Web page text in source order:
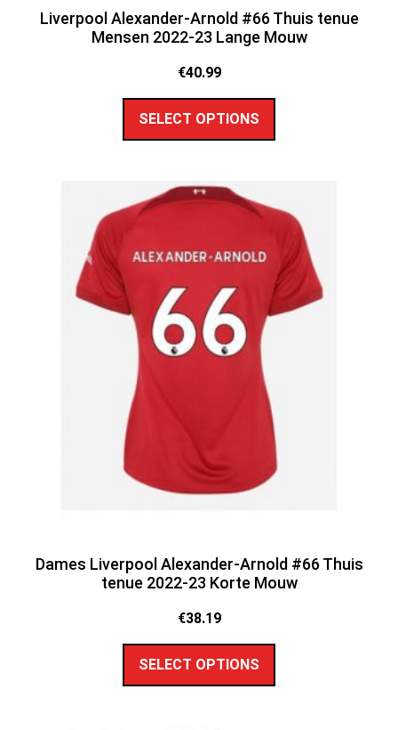
Liverpool Alexander-Arnold #66 Thuis tenue
Mensen 2022-23 Lange Mouw
€40.99
SELECT OPTIONS
Dames Liverpool Alexander-Arnold #66 Thuis
tenue 2022-23 Korte Mouw
€38.19
SELECT OPTIONS